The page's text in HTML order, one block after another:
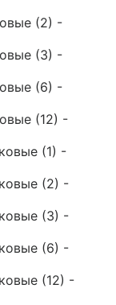
(2) -
(3) -
(6) -
(12) -
(1) -
(2) -
(3) -
(6) -
(12) -